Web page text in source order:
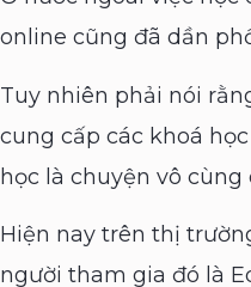
online cũng đã dần
Tuy nhiên phải nói
cung cấp các khoá
học là chuyện vô cùng
Hiện nay trên thị
người tham gia đó là